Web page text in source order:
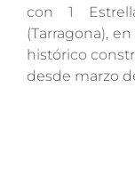
con 1
(Tarragona),
histórico
desde marzo